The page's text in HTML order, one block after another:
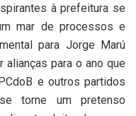
à prefeitura se
mar de processos e
para Jorge Marú
alianças para o ano que
e outros partidos
torne um pretenso